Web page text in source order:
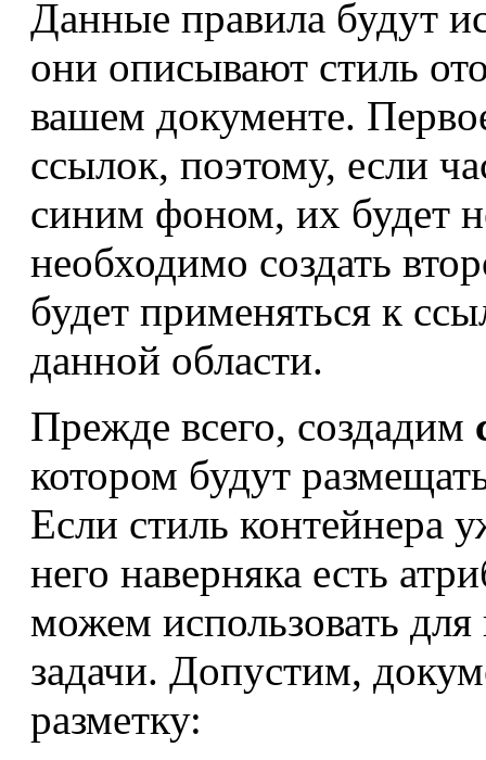
Данные правила будут
они описывают стиль
вашем документе.
ссылок, поэтому, если
синим фоном, их будет
необходимо создать
будет применяться к
данной области.
Прежде всего, создадим
котором будут
Если стиль контейнера
него наверняка есть
можем использовать
задачи. Допустим,
разметку: